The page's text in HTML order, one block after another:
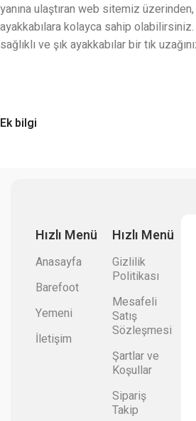
yanına ulaştıran web sitemiz
ayakkabılara kolayca sahip
sağlıklı ve şık ayakkabılar bir tık
Ek bilgi
Hızlı Menü
Anasayfa
Barefoot
Yemeni
İletişim
Hızlı Menü
Gizlilik
Politikası
Mesafeli
Satış
Sözleşmesi
Şartlar ve
Koşullar
Sipariş
Takip